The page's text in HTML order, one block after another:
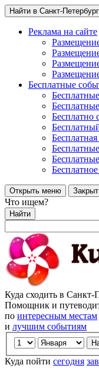
Найти в Санкт-
Реклама на сайте
Бесплатные
Бесплатно
Открыть меню
Что ищем?
Найти
Куда сходить в
Помощник и
по интересным местам
и лучшим событиям
Куда пойти сегодня